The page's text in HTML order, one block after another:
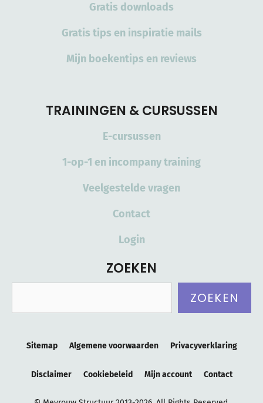
Gratis downloads
Gratis tips en inspiratie mails
Mijn boekentips en reviews
TRAININGEN & CURSUSSEN
E-cursussen
1-op-1 en incompany training
Veelgestelde vragen
Contact
Login
ZOEKEN
ZOEKEN
Sitemap Algemene voorwaarden Privacyverklaring
Disclaimer Cookiebeleid Mijn account Contact